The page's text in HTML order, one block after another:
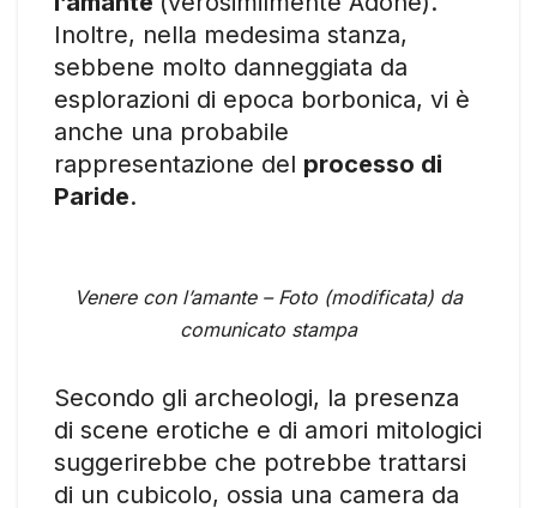
Inoltre, nella medesima stanza,
sebbene molto danneggiata da
esplorazioni di epoca borbonica, vi è
anche una probabile
rappresentazione del processo di
Paride.
Venere con l’amante – Foto (modificata) da
comunicato stampa
Secondo gli archeologi, la presenza
di scene erotiche e di amori mitologici
suggerirebbe che potrebbe trattarsi
di un cubicolo, ossia una camera da